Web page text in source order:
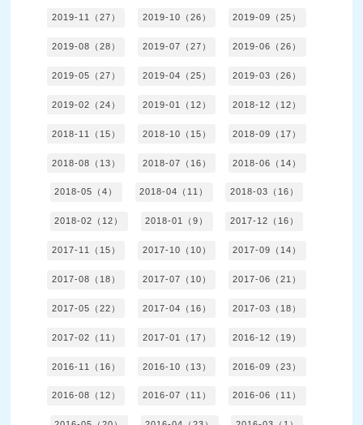
2019-11（27） 2019-10（26） 2019-09（25）
2019-08（28） 2019-07（27） 2019-06（26）
2019-05（27） 2019-04（25） 2019-03（26）
2019-02（24） 2019-01（12） 2018-12（12）
2018-11（15） 2018-10（15） 2018-09（17）
2018-08（13） 2018-07（16） 2018-06（14）
2018-05（4） 2018-04（11） 2018-03（16）
2018-02（12） 2018-01（9） 2017-12（16）
2017-11（15） 2017-10（10） 2017-09（14）
2017-08（18） 2017-07（10） 2017-06（21）
2017-05（22） 2017-04（16） 2017-03（18）
2017-02（11） 2017-01（17） 2016-12（19）
2016-11（16） 2016-10（13） 2016-09（23）
2016-08（12） 2016-07（11） 2016-06（11）